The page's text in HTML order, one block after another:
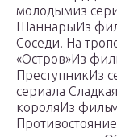
молодымиз
ШаннарыИз
Соседи. На
«Остров»Из
ПреступникИз
сериала
короляИз